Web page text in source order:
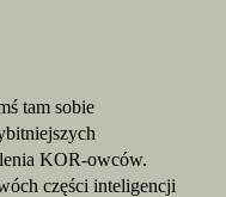
tam sobie
KOR-owców.
części inteligencji